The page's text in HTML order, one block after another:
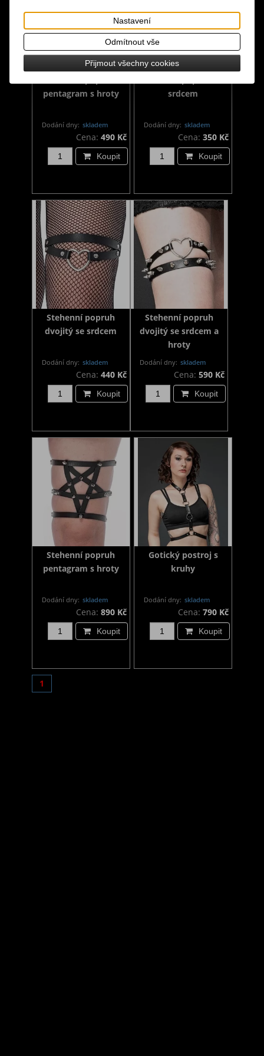
pentagram s hroty
Dodání dny: skladem
Cena: 490 Kč
Koupit
srdcem
Dodání dny: skladem
Cena: 350 Kč
Koupit
Stehenní popruh
dvojitý se srdcem
Dodání dny: skladem
Cena: 440 Kč
Koupit
Stehenní popruh
dvojitý se srdcem a
hroty
Dodání dny: skladem
Cena:590 Kč
Koupit
Stehenní popruh
pentagram s hroty
Dodání dny: skladem
Cena: 890 Kč
Koupit
Gotický postroj s
kruhy
Dodání dny: skladem
Cena: 790 Kč
Koupit
1
Nastavení
Odmítnout vše
Přijmout všechny cookies